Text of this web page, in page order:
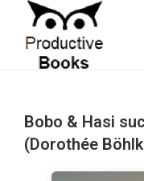
springen
Bobo & Hasi
(Dorothée